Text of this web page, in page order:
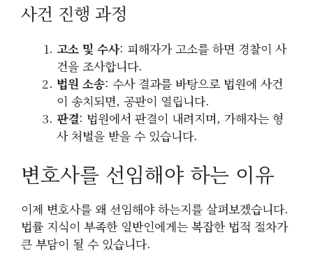
사건 진행 과정
고소 및 수사: 피해자가 고소를 하면 경찰이 사
건을 조사합니다.
법원 소송: 수사 결과를 바탕으로 법원에 사건
이 송치되면, 공판이 열립니다.
판결: 법원에서 판결이 내려지며, 가해자는 형
사 처벌을 받을 수 있습니다.
변호사를 선임해야 하는 이유
이제 변호사를 왜 선임해야 하는지를 살펴보겠습니다.
법률 지식이 부족한 일반인에게는 복잡한 법적 절차가
큰 부담이 될 수 있습니다.